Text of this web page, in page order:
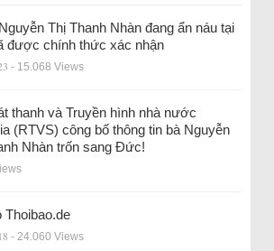
Thị Thanh Nhàn đang ẩn náu tại
được chính thức xác nhận
- 15.068 Views
thanh và Truyền hình nhà nước
(RTVS) công bố thông tin bà Nguyễn
Nhàn trốn sang Đức!
Thoibao.de
- 24.060 Views